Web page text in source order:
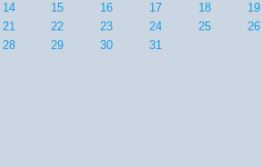
14
15 16 17 18 19
21
22 23 24 25 26
28
29 30 31